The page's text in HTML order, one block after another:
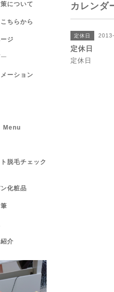
カレンダ
定休日
定休日
定休日
について
ちらから
ジ
ーション
脱毛チェック
化粧品
介